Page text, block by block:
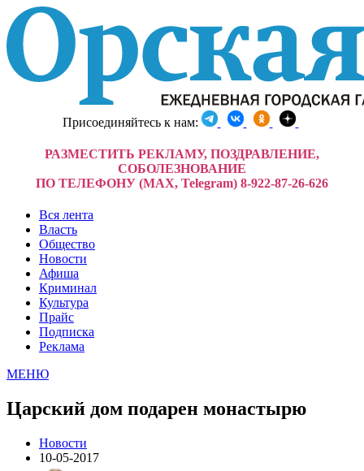
Присоединяйтесь к нам:
РАЗМЕСТИТЬ РЕКЛАМУ, ПОЗДРАВЛЕНИЕ,
СОБОЛЕЗНОВАНИЕ
ПО ТЕЛЕФОНУ (MAX, Telegram) 8-922-87-26-626
Вся лента
Власть
Общество
Новости
Афиша
Криминал
Культура
Прайс
Подписка
Реклама
МЕНЮ
Царский дом подарен монастырю
Новости
10-05-2017